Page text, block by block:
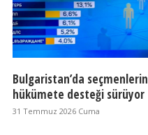
Bulgaristan’da seçmenlerin
hükümete desteği sürüyor
31 Temmuz 2026 Cuma